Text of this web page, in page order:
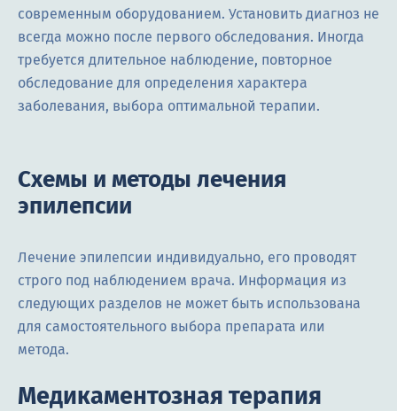
современным оборудованием. Установить диагноз не
всегда можно после первого обследования. Иногда
требуется длительное наблюдение, повторное
обследование для определения характера
заболевания, выбора оптимальной терапии.
Схемы и методы лечения
эпилепсии
Лечение эпилепсии индивидуально, его проводят
строго под наблюдением врача. Информация из
следующих разделов не может быть использована
для самостоятельного выбора препарата или
метода.
Медикаментозная терапия